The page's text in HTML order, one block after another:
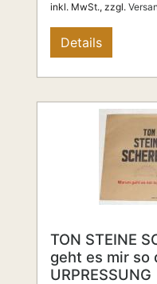
inkl. MwSt., zzgl.
Details
TON STEINE
geht es mir so
URPRESSUNG